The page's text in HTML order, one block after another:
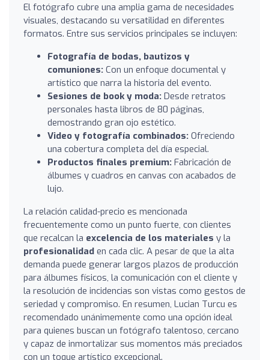
El fotógrafo cubre una amplia gama de necesidades
visuales, destacando su versatilidad en diferentes
formatos. Entre sus servicios principales se incluyen:
Fotografía de bodas, bautizos y
comuniones: Con un enfoque documental y
artístico que narra la historia del evento.
Sesiones de book y moda: Desde retratos
personales hasta libros de 80 páginas,
demostrando gran ojo estético.
Video y fotografía combinados: Ofreciendo
una cobertura completa del día especial.
Productos finales premium: Fabricación de
álbumes y cuadros en canvas con acabados de
lujo.
La relación calidad-precio es mencionada
frecuentemente como un punto fuerte, con clientes
que recalcan la excelencia de los materiales y la
profesionalidad en cada clic. A pesar de que la alta
demanda puede generar largos plazos de producción
para álbumes físicos, la comunicación con el cliente y
la resolución de incidencias son vistas como gestos de
seriedad y compromiso. En resumen, Lucian Turcu es
recomendado unánimemente como una opción ideal
para quienes buscan un fotógrafo talentoso, cercano
y capaz de inmortalizar sus momentos más preciados
con un toque artístico excepcional.